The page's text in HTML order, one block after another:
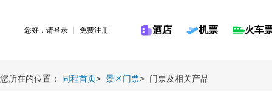
您好，请登录 免费注册 酒店 机票 火车
您所在的位置： 同程首页> 景区门票> 门票及相关产品